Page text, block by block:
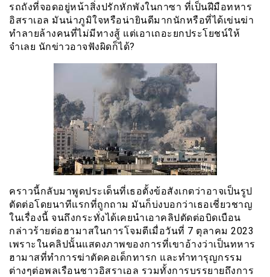
รถถังที่จอดอยู่หน้าสิ่งปรักหักพังในกาซา ที่เป็นฝีมือทหาร
อิสราเอล มันน่าภูมิใจหรือน่ายินดีมากนักหรือที่ได้เข่นฆ่า
ทำลายล้างคนที่ไม่มีทางสู้ แต่เอาเถอะยกประโยชน์ให้
จำเลย นักข่าวอาจฟังผิดก็ได้?
คราวนี้กลับมาพูดประเด็นที่เธอตั้งข้อสังเกตว่าอาจเป็นรูป
ตัดต่อโดยนาทีแรกที่ถูกถาม มันก็บ่งบอกว่าเธอเชี่ยวชาญ
ในเรื่องนี้ จนถึงกระทั่งได้เคยนำเอาคลิปตัดต่อบิดเบือน
กล่าวร้ายต่อฮามาสในการโจมตีเมื่อวันที่ 7 ตุลาคม 2023
เพราะในคลิปนั้นแสดงภาพของการที่เขาอ้างว่าเป็นทหาร
ฮามาสที่ทำการฆ่าตัดคอเด็กทารก และทำทารุญกรรม
ต่างๆต่อพลเรือนชาวอิสราเอล รวมทั้งการบรรยายถึงการ